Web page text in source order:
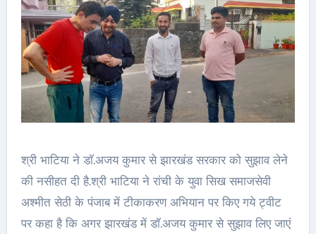
श्री भाटिया ने डाॅ.अजय कुमार से झारखंड सरकार को सुझाव लेने
की नसीहत दी है.श्री भाटिया ने रांची के युवा सिख समाजसेवी
अश्मीत सेठी के पंजाब में टीकाकरण अभियान पर किए गये ट्वीट
पर कहा है कि अगर झारखंड में डाॅ.अजय कुमार से सुझाव लिए जाएं